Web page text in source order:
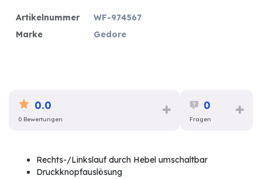
Artikelnummer
WF-974567
Marke
Gedore
0.0
0 Bewertungen
0
Fragen
Rechts-/Linkslauf durch Hebel umschaltbar
Druckknopfauslösung